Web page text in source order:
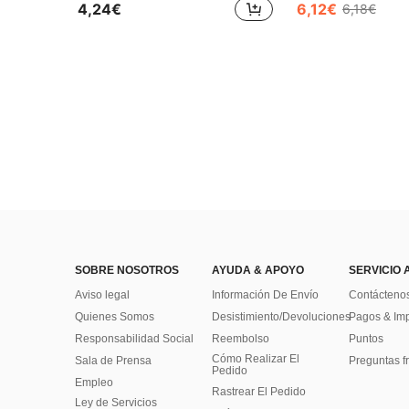
4,24€
#4 Más vendidos
6,12€ 6,18€
SOBRE NOSOTROS
Aviso legal
Quienes Somos
Responsabilidad Social
Sala de Prensa
Empleo
Ley de Servicios
AYUDA & APOYO
Información De Envío
Desistimiento/Devoluciones
Reembolso
Cómo Realizar El
Pedido
Rastrear El Pedido
SERVICIO
Pagos &
Puntos
Preguntas